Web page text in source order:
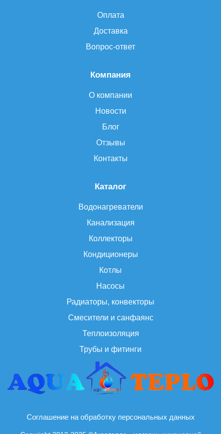
Каталог
Водонагреватели
Канализация
Коллекторы
Кондиционеры
Котлы
Насосы
Радиаторы, конвекторы
Смесители и санфаянс
Теплоизоляция
Трубы и фитинги
Компания
О компании
Новости
Блог
Отзывы
Контакты
Оплата
Доставка
Вопрос-ответ
Соглашение на обработку персональных данных